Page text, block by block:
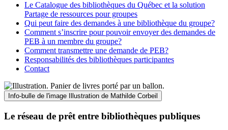
Le Catalogue des bibliothèques du Québec et la solution
Partage de ressources pour groupes
Qui peut faire des demandes à une bibliothèque du groupe?
Comment s’inscrire pour pouvoir envoyer des demandes de
PEB à un membre du groupe?
Comment transmettre une demande de PEB?
Responsabilités des bibliothèques participantes
Contact
Info-bulle de l'image Illustration de Mathilde Corbeil
Le réseau de prêt entre bibliothèques publiques